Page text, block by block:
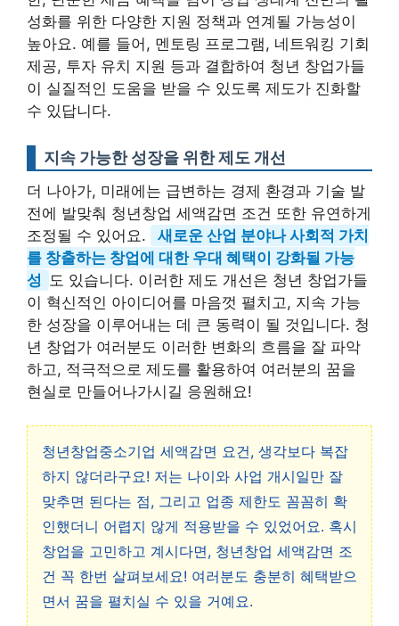
성화를 위한 다양한 지원 정책과 연계될 가능성이
높아요. 예를 들어, 멘토링 프로그램, 네트워킹 기회
제공, 투자 유치 지원 등과 결합하여 청년 창업가들
이 실질적인 도움을 받을 수 있도록 제도가 진화할
수 있답니다.
지속 가능한 성장을 위한 제도 개선
더 나아가, 미래에는 급변하는 경제 환경과 기술 발
전에 발맞춰 청년창업 세액감면 조건 또한 유연하게
조정될 수 있어요.
새로운 산업 분야나 사회적 가치
를 창출하는 창업에 대한 우대 혜택이 강화될 가능
성
도 있습니다. 이러한 제도 개선은 청년 창업가들
이 혁신적인 아이디어를 마음껏 펼치고, 지속 가능
한 성장을 이루어내는 데 큰 동력이 될 것입니다. 청
년 창업가 여러분도 이러한 변화의 흐름을 잘 파악
하고, 적극적으로 제도를 활용하여 여러분의 꿈을
현실로 만들어나가시길 응원해요!
청년창업중소기업 세액감면 요건, 생각보다 복잡
하지 않더라구요! 저는 나이와 사업 개시일만 잘
맞추면 된다는 점, 그리고 업종 제한도 꼼꼼히 확
인했더니 어렵지 않게 적용받을 수 있었어요. 혹시
창업을 고민하고 계시다면, 청년창업 세액감면 조
건 꼭 한번 살펴보세요! 여러분도 충분히 혜택받으
면서 꿈을 펼치실 수 있을 거예요.